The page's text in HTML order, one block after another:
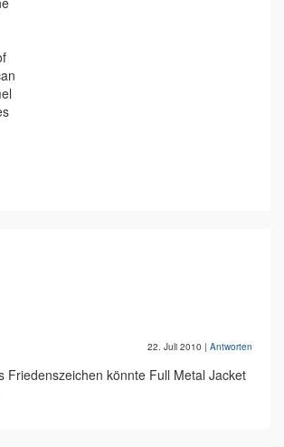
22. Juli 2010 | Antworten
Friedenszeichen könnte Full Metal Jacket